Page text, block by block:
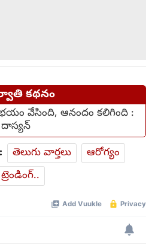
కథనం
భయం వేసింది, ఆనందం కలిగింది :
దాస్యన్
తెలుగు వార్తలు
ఆరోగ్యం
ట్రెండింగ్..